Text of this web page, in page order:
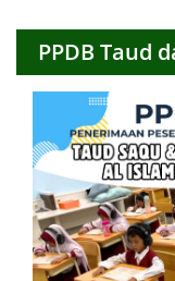
PPDB Taud